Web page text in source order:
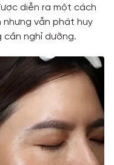
diễn ra một cách
nhưng vẫn phát huy
cần nghỉ dưỡng.